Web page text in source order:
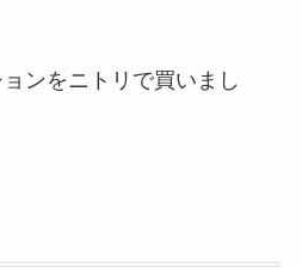
ンをニトリで買いまし